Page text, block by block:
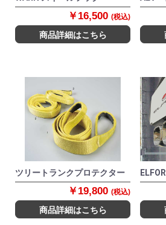
￥16,500 (税込)
商品詳細はこちら
ツリートランクプロテクター
￥19,800 (税込)
商品詳細はこちら